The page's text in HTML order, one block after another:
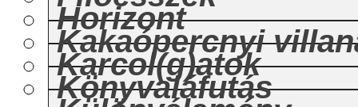
Horizont
Kakaópercnyi
Karcol(g)atok
Könyvaláfutás